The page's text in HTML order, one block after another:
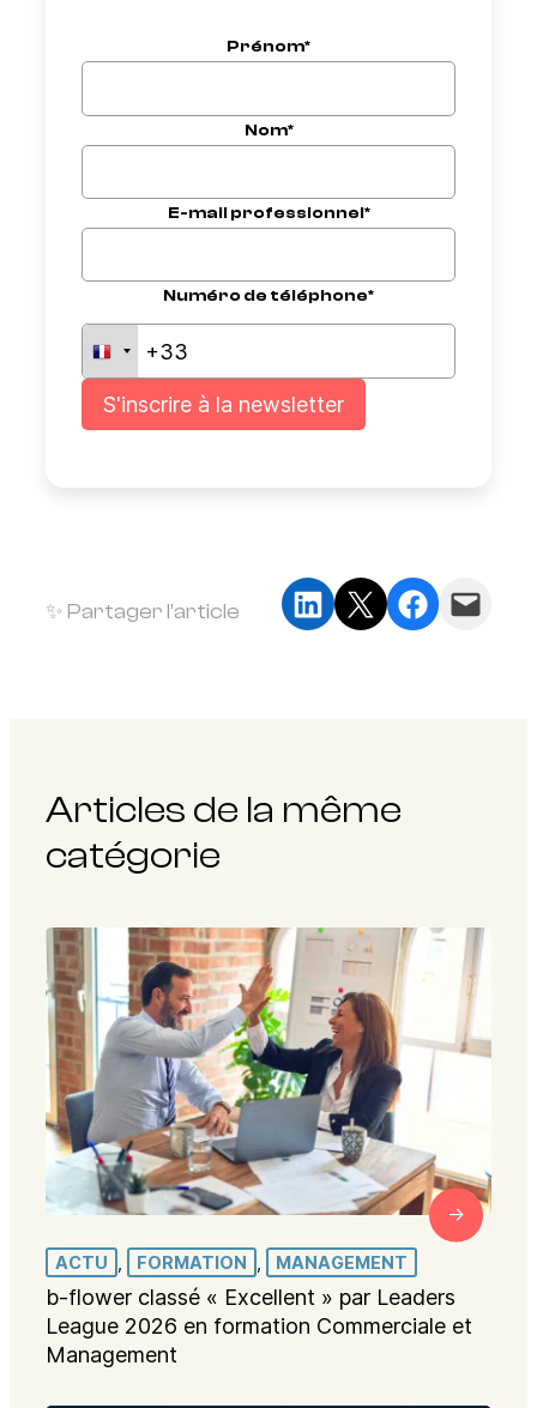
Prénom*
Nom*
E-mail professionnel*
Numéro de téléphone*
✨ Partager l’article Partager sur LinkedIn
Partager sur X Partager sur
Envoyer cette page par e-mail
Articles de la même
catégorie
ACTU , FORMATION , MANAGEMENT
b-flower classé « Excellent » par Leaders
League 2026 en formation Commerciale et
Management